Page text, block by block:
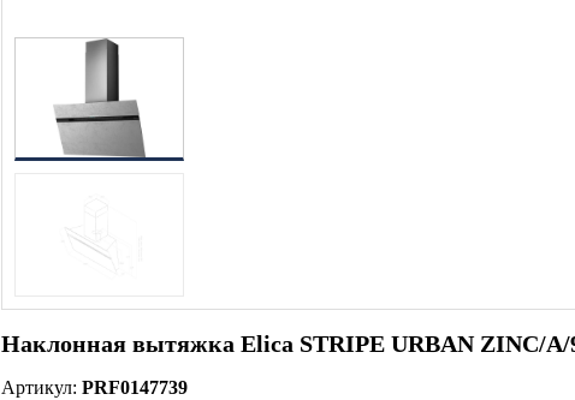
Наклонная вытяжка Elica STRIPE URBAN ZINC/A/
Артикул: PRF0147739